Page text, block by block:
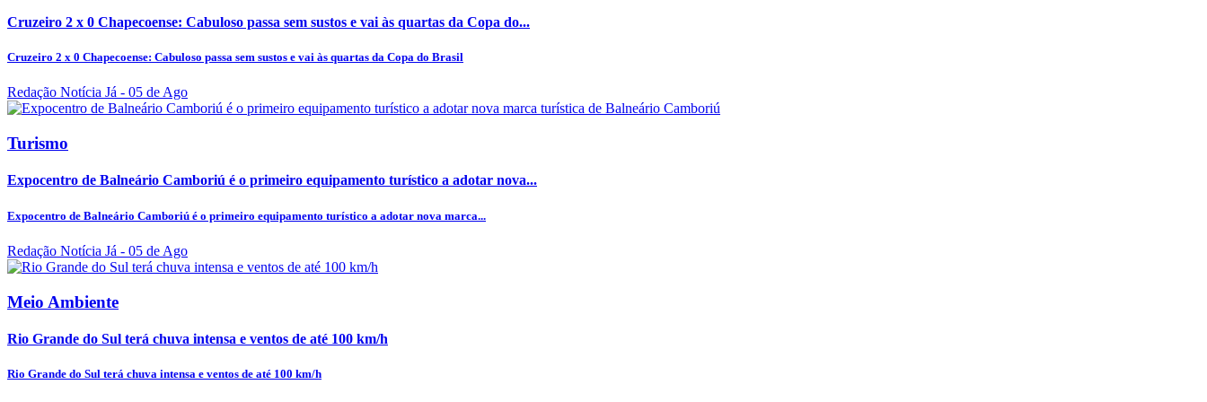
Cruzeiro 2 x 0 Chapecoense: Cabuloso passa sem sustos e vai às quartas da Copa do...
Cruzeiro 2 x 0 Chapecoense: Cabuloso passa sem sustos e vai às quartas da Copa do Brasil
Redação Notícia Já - 05 de Ago
Turismo
Expocentro de Balneário Camboriú é o primeiro equipamento turístico a adotar nova...
Expocentro de Balneário Camboriú é o primeiro equipamento turístico a adotar nova marca...
Redação Notícia Já - 05 de Ago
Meio Ambiente
Rio Grande do Sul terá chuva intensa e ventos de até 100 km/h
Rio Grande do Sul terá chuva intensa e ventos de até 100 km/h